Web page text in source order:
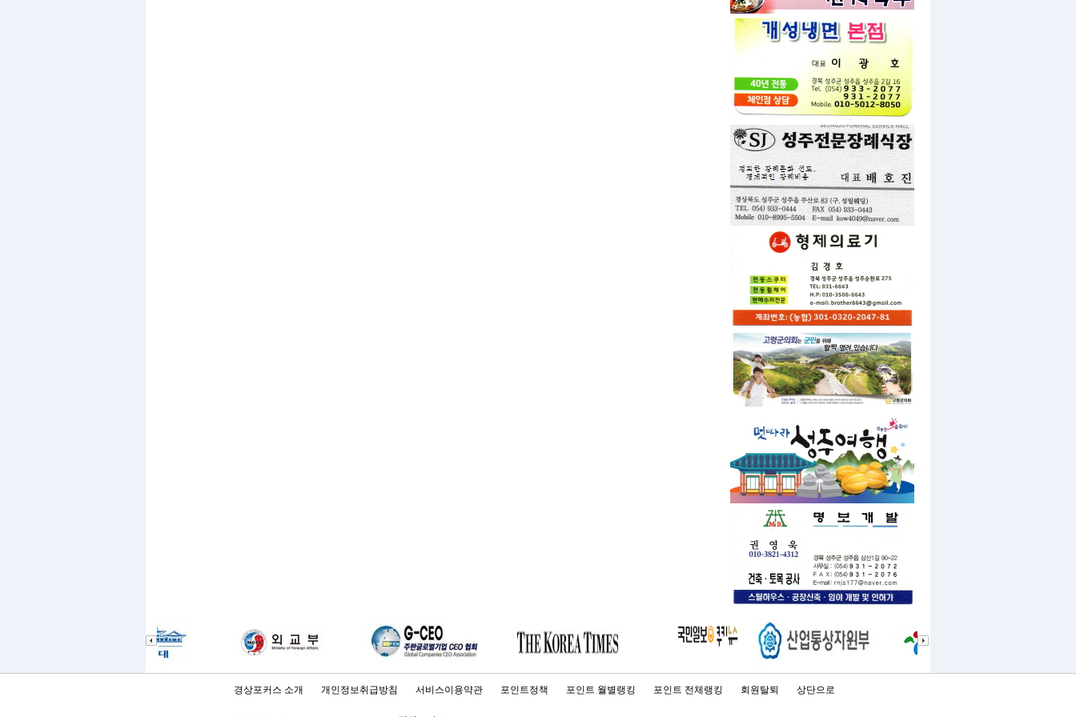
경상포커스 소개 개인정보취급방침 서비스이용약관 포인트정책 포인트 월별랭킹 포인트 전체랭킹 회원탈퇴 상단으로